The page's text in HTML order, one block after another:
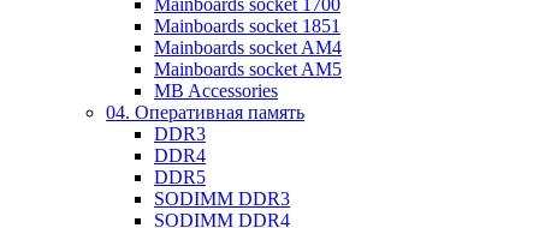
Mainboards socket 1700
Mainboards socket 1851
Mainboards socket AM4
Mainboards socket AM5
MB Accessories
04. Оперативная память
DDR3
DDR4
DDR5
SODIMM DDR3
SODIMM DDR4